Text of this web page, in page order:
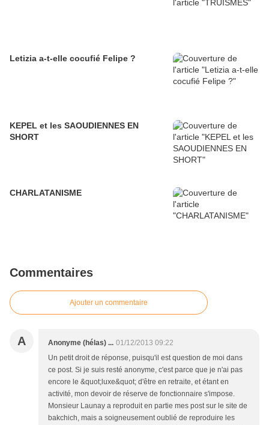
Letizia a-t-elle cocufié Felipe ?
KEPEL et les SAOUDIENNES EN
SHORT
CHARLATANISME
Commentaires
Ajouter un commentaire
A Anonyme (hélas) ... 01/12/2013 09:22
Un petit droit de réponse, puisqu'il est question de moi dans
ce post. Si je suis resté anonyme, c'est parce que je n'ai pas
encore le &quot;luxe&quot; d'être en retraite, et étant en
activité, mon devoir de réserve de fonctionnaire s'impose.
Monsieur Launay a reproduit en partie mes post sur le site de
bakchich, mais a soigneusement oublié de reproduire les